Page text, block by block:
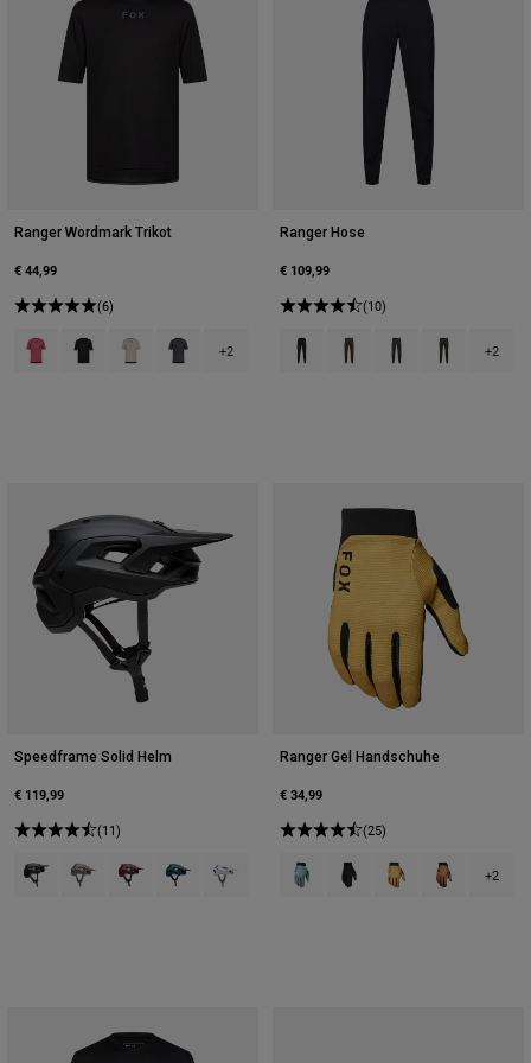
Ranger Wordmark Trikot
€ 44,99
(6)
Product swatch type of Berry.
Product swatch type of Schwarz.
Product swatch type of Kreideweiß.
Product swatch type of Dunkles Schattengrau.
+2
Ranger Hose
€ 109,99
(10)
Product swatch type of Schwarz.
Product swatch type of
Product swatch
Product+2
Speedframe Solid Helm
€ 119,99
(11)
Product swatch type of Schwarz.
Product swatch type of Militärgrün.
Product swatch type of Rostbraun.
Product swatch type of Dämmerungsblau.
Product swatch type of Weiß.
Ranger Gel Handschuhe
€ 34,99
(25)
Product swatch type of Arctic
Product swatch type of
Product swatch
Product+2